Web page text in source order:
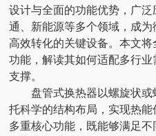
设计与全面的功能优势，广
通、新能源等多个领域，成
高效转化的关键设备。本文
功能，解读其如何适配多行
支撑。
盘管式换热器以螺旋状或
托科学的结构布局，实现热
多重核心功能，既能够满足